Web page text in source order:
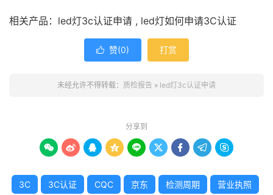
相关产品：led灯3c认证申请 , led灯如何申请3C认证
 赞(0) 打赏
未经允许不得转载： 质检报告 » led灯3c认证申请
分享到
        
3C 3C认证 CQC 京东 检测周期 营业执照